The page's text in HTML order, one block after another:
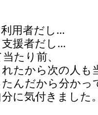
用者だし…
援者だし…
たり前、
たから次の人も
んだから分かっ
に気付きました